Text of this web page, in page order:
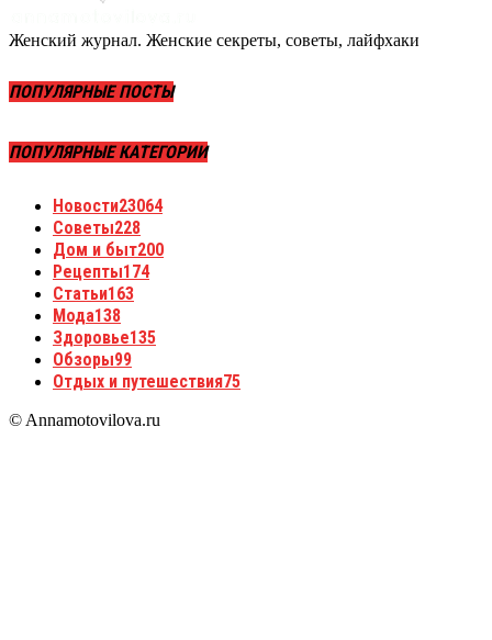
Женский журнал. Женские секреты, советы, лайфхаки
ПОПУЛЯРНЫЕ ПОСТЫ
ПОПУЛЯРНЫЕ КАТЕГОРИИ
Новости23064
Советы228
Дом и быт200
Рецепты174
Статьи163
Мода138
Здоровье135
Обзоры99
Отдых и путешествия75
© Annamotovilova.ru